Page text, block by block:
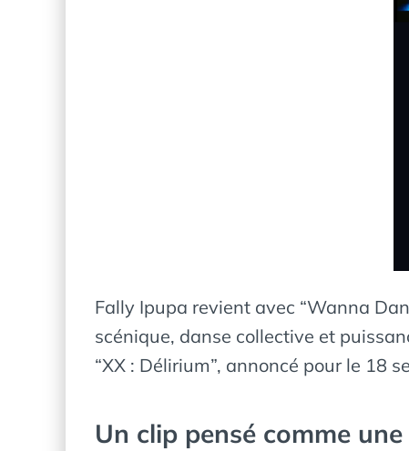
Fally Ipupa revient avec “Wanna
scénique, danse collective et
“XX : Délirium”, annoncé pour le 18
Un clip pensé comme